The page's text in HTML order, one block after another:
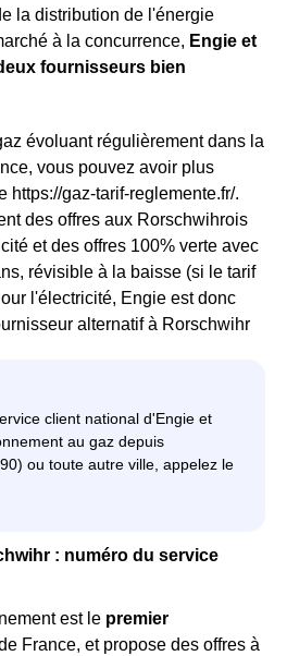
la distribution de l'énergie
à la concurrence, Engie et
fournisseurs bien
évoluant régulièrement dans la
vous pouvez avoir plus
https://gaz-tarif-reglemente.fr/.
des offres aux Rorschwihrois
et des offres 100% verte avec
révisible à la baisse (si le tarif
l'électricité, Engie est donc
alternatif à Rorschwihr
: numéro du service
est le premier
France, et propose des offres à